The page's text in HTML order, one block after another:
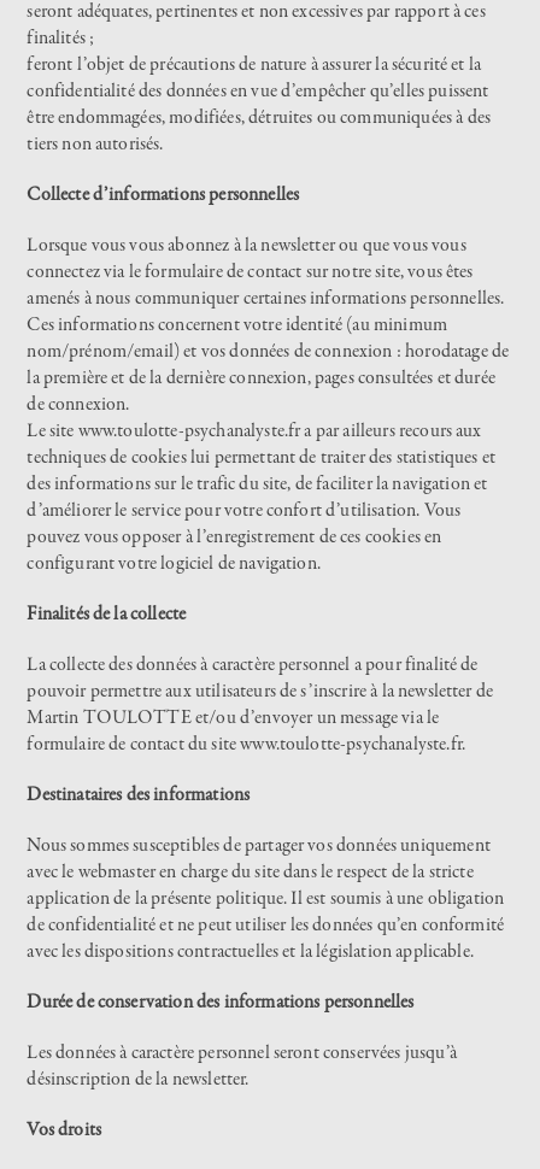
seront adéquates, pertinentes et non excessives par rapport à ces
finalités ;
feront l’objet de précautions de nature à assurer la sécurité et la
confidentialité des données en vue d’empêcher qu’elles puissent
être endommagées, modifiées, détruites ou communiquées à des
tiers non autorisés.
Collecte d’informations personnelles
Lorsque vous vous abonnez à la newsletter ou que vous vous
connectez via le formulaire de contact sur notre site, vous êtes
amenés à nous communiquer certaines informations personnelles.
Ces informations concernent votre identité (au minimum
nom/prénom/email) et vos données de connexion : horodatage de
la première et de la dernière connexion, pages consultées et durée
de connexion.
Le site www.toulotte-psychanalyste.fra par ailleurs recours aux
techniques de cookies lui permettant de traiter des statistiques et
des informations sur le trafic du site, de faciliter la navigation et
d’améliorer le service pour votre confort d’utilisation. Vous
pouvez vous opposer à l’enregistrement de ces cookies en
configurant votre logiciel de navigation.
Finalités de la collecte
La collecte des données à caractère personnel a pour finalité de
pouvoir permettre aux utilisateurs de s’inscrire à la newsletter de
Martin TOULOTTE et/ou d’envoyer un message via le
formulaire de contact du sitewww.toulotte-psychanalyste.fr.
Destinataires des informations
Nous sommes susceptibles de partager vos données uniquement
avec le webmaster en charge du site dans le respect de la stricte
application de la présente politique. Il est soumis à une obligation
de confidentialité et ne peut utiliser les données qu’en conformité
avec les dispositions contractuelles et la législation applicable.
Durée de conservation des informations personnelles
Les données à caractère personnel seront conservées jusqu’à
désinscription de la newsletter.
Vos droits